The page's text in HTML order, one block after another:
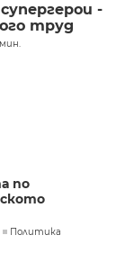
-
труд
по
Политика